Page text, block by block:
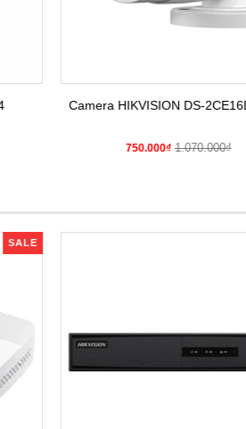
Camera HIKVISION DS-
750.000₫ 1.070.000₫
SALE